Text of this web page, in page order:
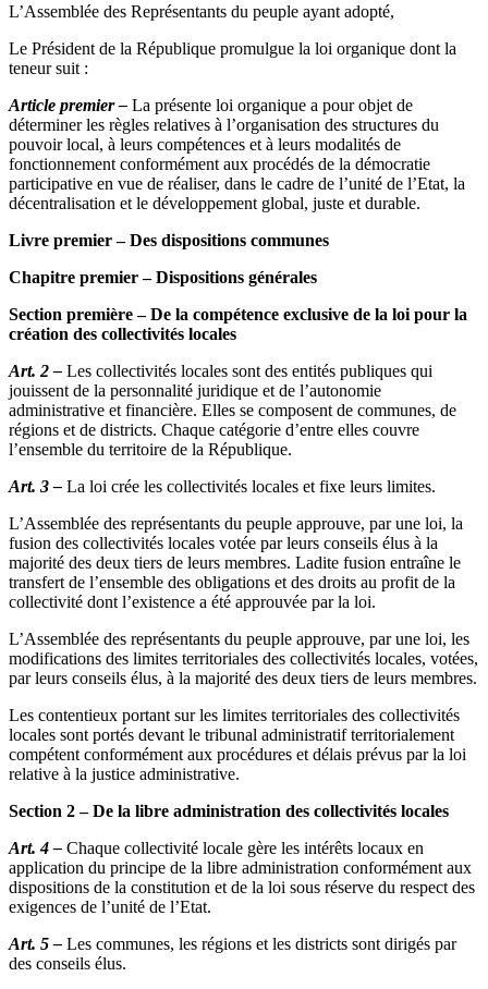
L’Assemblée des Représentants du peuple ayant adopté,
Le Président de la République promulgue la loi organique dont la
teneur suit :
Article premier – La présente loi organique a pour objet de
déterminer les règles relatives à l’organisation des structures du
pouvoir local, à leurs compétences et à leurs modalités de
fonctionnement conformément aux procédés de la démocratie
participative en vue de réaliser, dans le cadre de l’unité de l’Etat, la
décentralisation et le développement global, juste et durable.
Livre premier – Des dispositions communes
Chapitre premier – Dispositions générales
Section première – De la compétence exclusive de la loi pour la
création des collectivités locales
Art. 2 – Les collectivités locales sont des entités publiques qui
jouissent de la personnalité juridique et de l’autonomie
administrative et financière. Elles se composent de communes, de
régions et de districts. Chaque catégorie d’entre elles couvre
l’ensemble du territoire de la République.
Art. 3 – La loi crée les collectivités locales et fixe leurs limites.
L’Assemblée des représentants du peuple approuve, par une loi, la
fusion des collectivités locales votée par leurs conseils élus à la
majorité des deux tiers de leurs membres. Ladite fusion entraîne le
transfert de l’ensemble des obligations et des droits au profit de la
collectivité dont l’existence a été approuvée par la loi.
L’Assemblée des représentants du peuple approuve, par une loi, les
modifications des limites territoriales des collectivités locales, votées,
par leurs conseils élus, à la majorité des deux tiers de leurs membres.
Les contentieux portant sur les limites territoriales des collectivités
locales sont portés devant le tribunal administratif territorialement
compétent conformément aux procédures et délais prévus par la loi
relative à la justice administrative.
Section 2 – De la libre administration des collectivités locales
Art. 4 – Chaque collectivité locale gère les intérêts locaux en
application du principe de la libre administration conformément aux
dispositions de la constitution et de la loi sous réserve du respect des
exigences de l’unité de l’Etat.
Art. 5 – Les communes, les régions et les districts sont dirigés par
des conseils élus.